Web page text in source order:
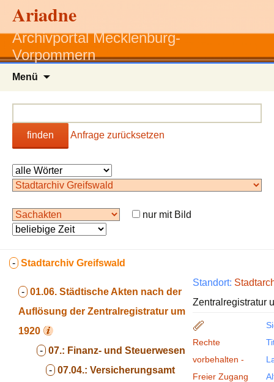
Ariadne
Archivportal Mecklenburg-
Vorpommern
Menü
finden Anfrage zurücksetzen
nur mit Bild
- Stadtarchiv Greifswald
- 01.06. Städtische Akten nach der
Auflösung der Zentralregistratur um
1920
- 07.: Finanz- und Steuerwesen
- 07.04.: Versicherungsamt
Standort:
Zentralregistratur
Rechte
vorbehalten -
Freier Zugang